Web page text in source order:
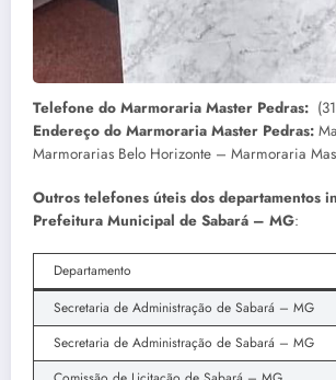
Telefone do Marmoraria Master Pedras:
Endereço do Marmoraria Master Pedras:
Marmorarias Belo Horizonte – Marmoraria
Outros telefones úteis dos departamentos
Prefeitura Municipal de Sabará – MG:
Departamento
Secretaria de Administração de Sabará – MG
Secretaria de Administração de Sabará – MG